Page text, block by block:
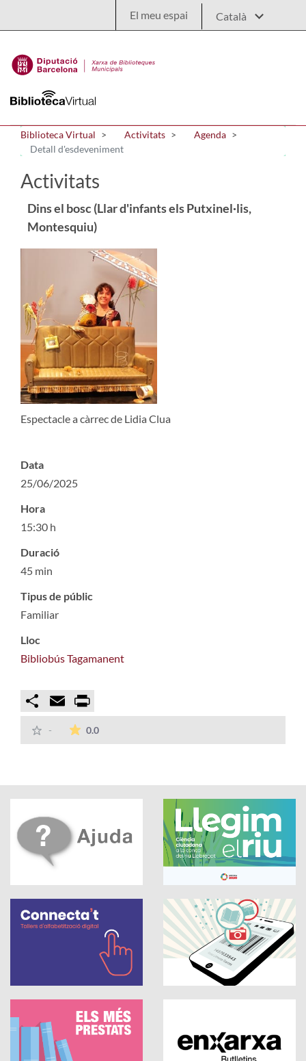
El meu espai
Biblioteca Virtual Activitats
Agenda
Detall d'esdeveniment
Activitats
Dins el bosc (Llar d'infants els Putxinel·lis,
Montesquiu)
Espectacle a càrrec de Lidia Clua
Data
25/06/2025
Hora
15:30 h
Duració
45 min
Tipus de públic
Familiar
Lloc
Bibliobús Tagamanent
Compartir
Email
- 0.0La mitjana de les valoracions és de 0